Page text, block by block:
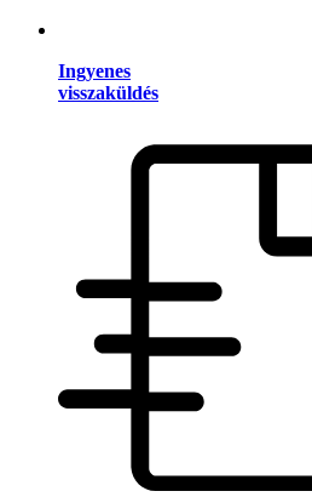
Ingyenes
visszaküldés